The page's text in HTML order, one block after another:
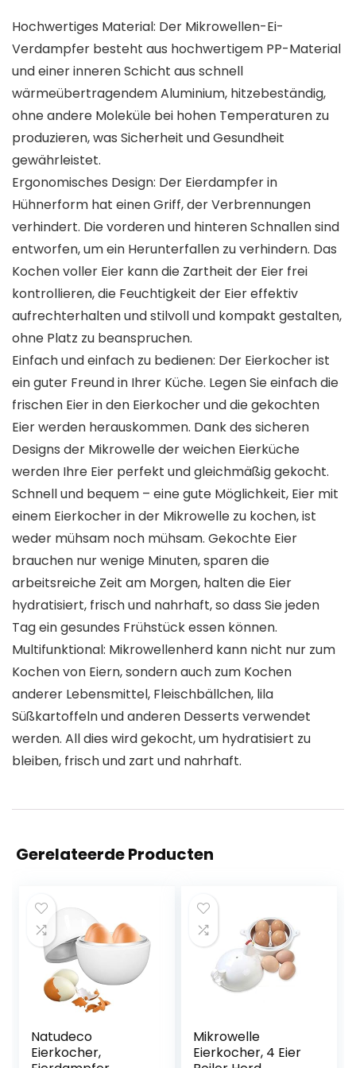
Hochwertiges Material: Der Mikrowellen-Ei-
Verdampfer besteht aus hochwertigem PP-Material
und einer inneren Schicht aus schnell
wärmeübertragendem Aluminium, hitzebeständig,
ohne andere Moleküle bei hohen Temperaturen zu
produzieren, was Sicherheit und Gesundheit
gewährleistet.
Ergonomisches Design: Der Eierdampfer in
Hühnerform hat einen Griff, der Verbrennungen
verhindert. Die vorderen und hinteren Schnallen sind
entworfen, um ein Herunterfallen zu verhindern. Das
Kochen voller Eier kann die Zartheit der Eier frei
kontrollieren, die Feuchtigkeit der Eier effektiv
aufrechterhalten und stilvoll und kompakt gestalten,
ohne Platz zu beanspruchen.
Einfach und einfach zu bedienen: Der Eierkocher ist
ein guter Freund in Ihrer Küche. Legen Sie einfach die
frischen Eier in den Eierkocher und die gekochten
Eier werden herauskommen. Dank des sicheren
Designs der Mikrowelle der weichen Eierküche
werden Ihre Eier perfekt und gleichmäßig gekocht.
Schnell und bequem – eine gute Möglichkeit, Eier mit
einem Eierkocher in der Mikrowelle zu kochen, ist
weder mühsam noch mühsam. Gekochte Eier
brauchen nur wenige Minuten, sparen die
arbeitsreiche Zeit am Morgen, halten die Eier
hydratisiert, frisch und nahrhaft, so dass Sie jeden
Tag ein gesundes Frühstück essen können.
Multifunktional: Mikrowellenherd kann nicht nur zum
Kochen von Eiern, sondern auch zum Kochen
anderer Lebensmittel, Fleischbällchen, lila
Süßkartoffeln und anderen Desserts verwendet
werden. All dies wird gekocht, um hydratisiert zu
bleiben, frisch und zart und nahrhaft.
Gerelateerde Producten
Natudeco
Eierkocher,
Mikrowelle
Eierkocher, 4 Eier